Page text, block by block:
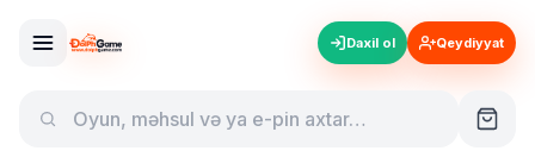
Daxil ol Qeydiyyat